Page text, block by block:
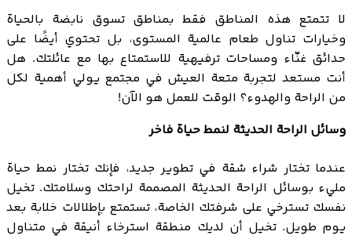
لا تتمتع هذه المناطق فقط بمناطق تسوق نابضة بالحياة
وخيارات تناول طعام عالمية المستوى، بل تحتوي أيضًا على
حدائق غنّاء ومساحات ترفيهية للاستمتاع بها مع عائلتك. هل
أنت مستعد لتجربة متعة العيش في مجتمع يولي أهمية لكل
من الراحة والهدوء؟ الوقت للعمل هو الآن!
وسائل الراحة الحديثة لنمط حياة فاخر
عندما تختار شراء شقة في تطوير جديد، فإنك تختار نمط حياة
مليء بوسائل الراحة الحديثة المصممة لراحتك وسلامتك. تخيل
نفسك تسترخي على شرفتك الخاصة، تستمتع بإطلالات خلابة بعد
يوم طويل. تخيل أن لديك منطقة استرخاء أنيقة في متناول